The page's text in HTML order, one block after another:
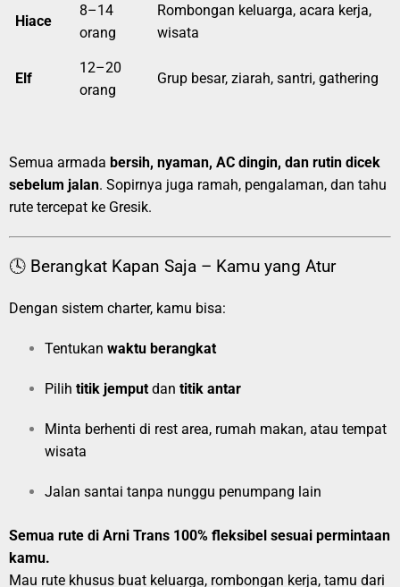
Hiace
8–14
orang
Rombongan keluarga, acara kerja,
wisata
Elf
12–20
orang
Grup besar, ziarah, santri, gathering
Semua armada bersih, nyaman, AC dingin, dan rutin dicek
sebelum jalan. Sopirnya juga ramah, pengalaman, dan tahu
rute tercepat ke Gresik.
🕓 Berangkat Kapan Saja – Kamu yang Atur
Dengan sistem charter, kamu bisa:
Tentukan waktu berangkat
Pilih titik jemput dan titik antar
Minta berhenti di rest area, rumah makan, atau tempat
wisata
Jalan santai tanpa nunggu penumpang lain
Semua rute di Arni Trans 100% fleksibel sesuai permintaan
kamu.
Mau rute khusus buat keluarga, rombongan kerja, tamu dari